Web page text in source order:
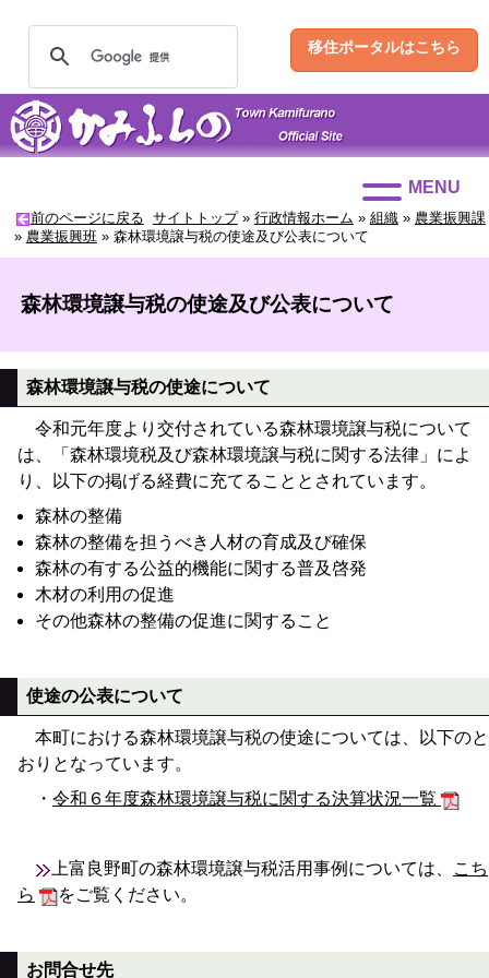
移住ポータルはこちら
MENU
前のページに戻る サイトトップ» 行政情報ホーム » 組織» 農業振興課
» 農業振興班» 森林環境譲与税の使途及び公表について
森林環境譲与税の使途及び公表について
森林環境譲与税の使途について
令和元年度より交付されている森林環境譲与税について
は、「森林環境税及び森林環境譲与税に関する法律」によ
り、以下の掲げる経費に充てることとされています。
森林の整備
森林の整備を担うべき人材の育成及び確保
森林の有する公益的機能に関する普及啓発
木材の利用の促進
その他森林の整備の促進に関すること
使途の公表について
本町における森林環境譲与税の使途については、以下のと
おりとなっています。
・ 令和６年度森林環境譲与税に関する決算状況一覧
上富良野町の森林環境譲与税活用事例については、
こち
ら
をご覧ください。
お問合せ先